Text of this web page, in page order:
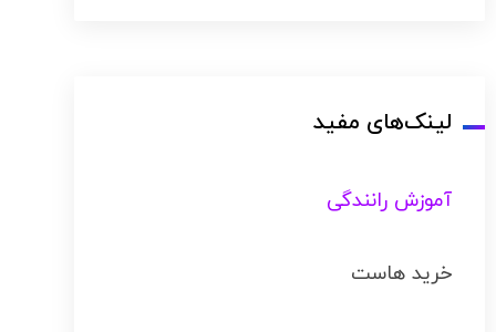
لینک‌های مفید
آموزش رانندگی
خرید هاست